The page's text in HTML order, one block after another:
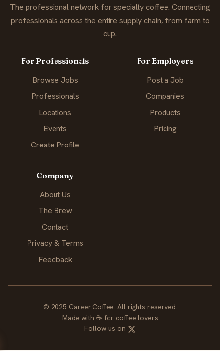
The professional network for specialty coffee. Connecting
professionals across the entire supply chain, from farm to
cup.
For Professionals
Browse Jobs
Professionals
Locations
Events
Create Profile
For Employers
Post a Job
Companies
Products
Pricing
Company
About Us
The Brew
Contact
Privacy & Terms
Feedback
© 2025 Career.Coffee. All rights reserved.
Made with ☕ for coffee lovers
Follow us on